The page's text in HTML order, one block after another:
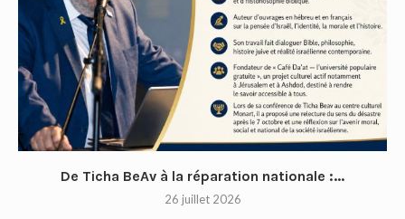
De Ticha BeAv à la réparation nationale :...
26 juillet 2026